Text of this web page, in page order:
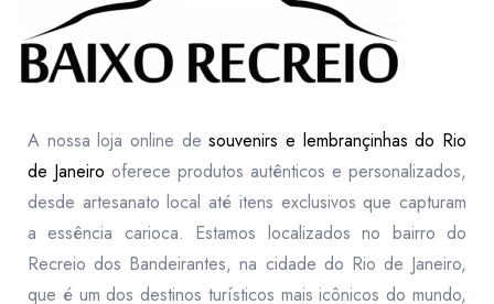
A nossa loja online desouvenirs e lembrançinhas do Rio
de Janeiro oferece produtos autênticos e personalizados,
desde artesanato local até itens exclusivos que capturam
a essência carioca. Estamos localizados no bairro do
Recreio dos Bandeirantes, na cidade do Rio de Janeiro,
que é um dos destinos turísticos mais icônicos do mundo,